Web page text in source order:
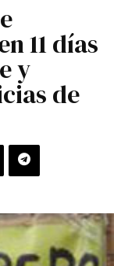
11 días
y
de